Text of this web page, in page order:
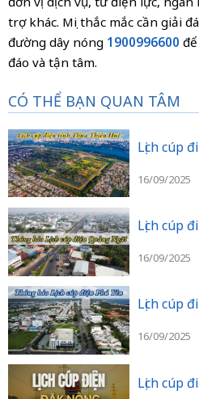
trợ khác. Mọi thắc mắc cần giải
đường dây nóng 1900996600
đáo và tận tâm.
CÓ THỂ BẠN QUAN TÂM
Lịch cúp
16/09/2025
Lịch cúp
16/09/2025
Lịch cúp
16/09/2025
Lịch cúp